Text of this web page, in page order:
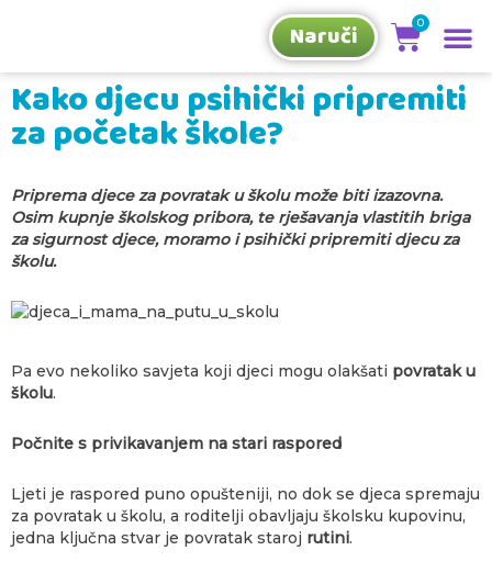
Naruči
Kako djecu psihički pripremiti
za početak škole?
Priprema djece za povratak u školu može biti izazovna.
Osim kupnje školskog pribora, te rješavanja vlastitih briga
za sigurnost djece, moramo i psihički pripremiti djecu za
školu.
Pa evo nekoliko savjeta koji djeci mogu olakšati povratak u
školu.
Počnite s privikavanjem na stari raspored
Ljeti je raspored puno opušteniji, no dok se djeca spremaju
za povratak u školu, a roditelji obavljaju školsku kupovinu,
jedna ključna stvar je povratak staroj rutini.